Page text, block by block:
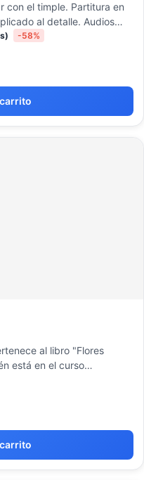
con el timple. Partitura en
al detalle. Audios…
-58%
al libro "Flores
está en el curso…